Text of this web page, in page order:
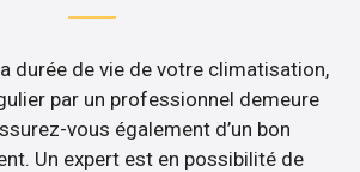
durée de vie de votre climatisation,
par un professionnel demeure
vous également d’un bon
Un expert est en possibilité de